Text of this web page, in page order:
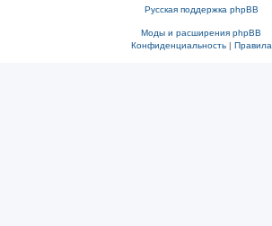
Русская поддержка phpBB
Моды и расширения phpBB
Конфиденциальность| Правила